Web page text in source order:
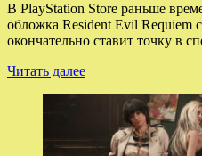
В PlayStation Store раньше
обложка Resident Evil
окончательно ставит точку в
Читать далееПрочитать
точно:
Леон